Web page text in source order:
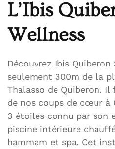
L’Ibis
Wellness
Découvrez Ibis Quiberon
seulement 300m de la
Thalasso de Quiberon.
de nos coups de cœur à
3 étoiles connu par son
piscine intérieure
hammam et spa. Cet